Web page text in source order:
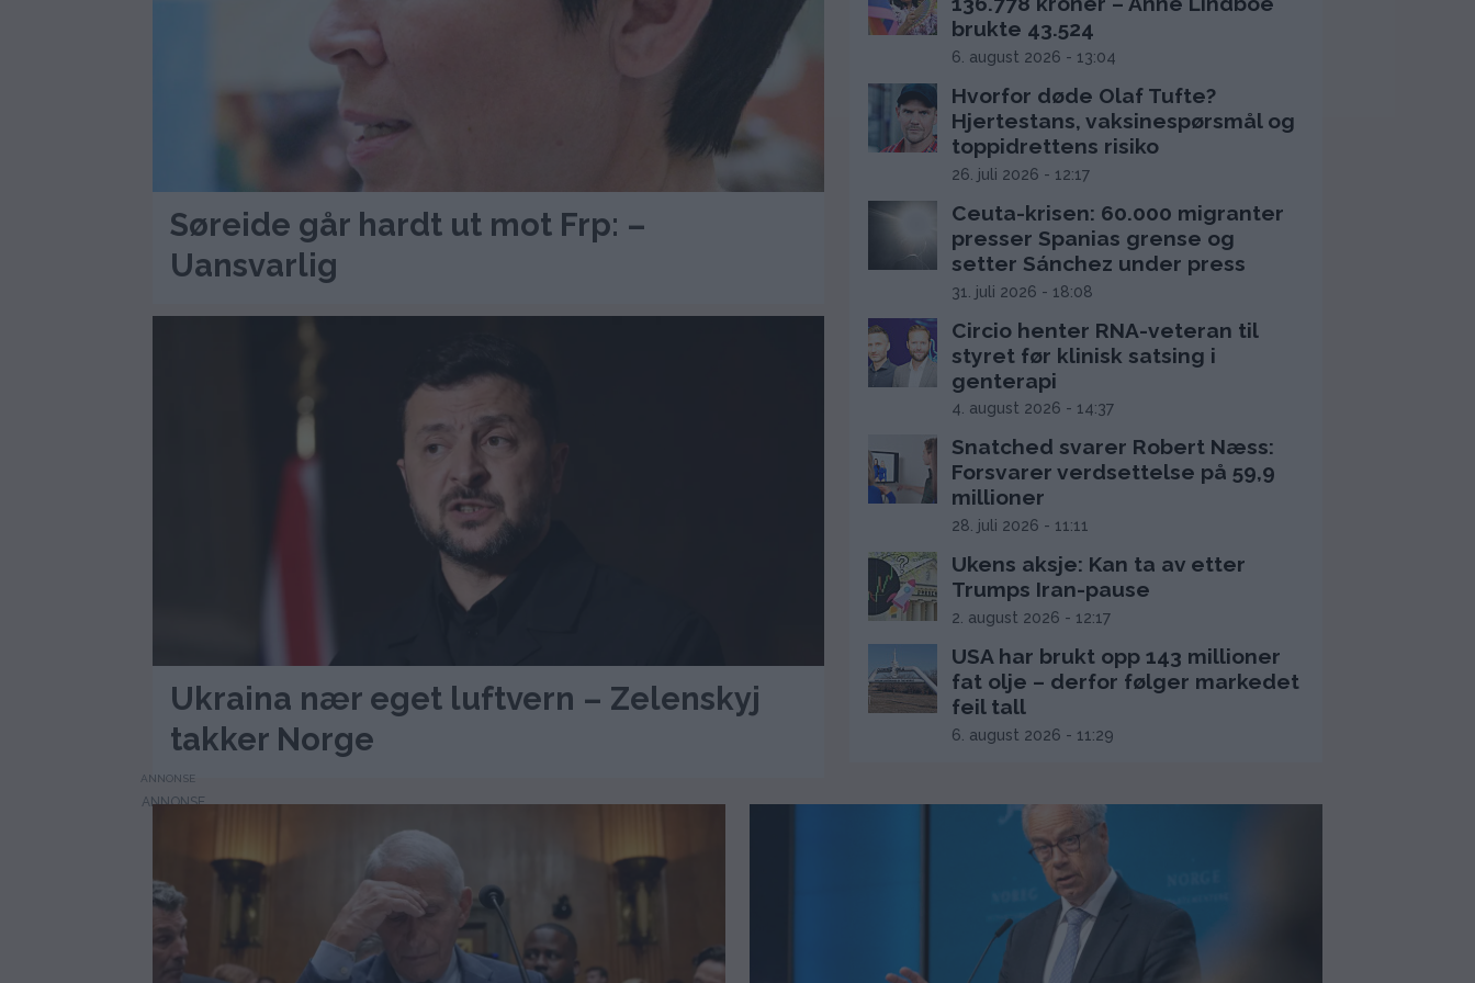
Søreide går hardt ut mot Frp: –
Uansvarlig
Ukraina nær eget luftvern – Zelenskyj
takker Norge
brukte 43.524
6. august 2026 - 13:04
Hvorfor døde Olaf Tufte?
Hjertestans, vaksinespørsmål og
toppidrettens risiko
26. juli 2026 - 12:17
Ceuta-krisen: 60.000 migranter
presser Spanias grense og
setter Sánchez under press
31. juli 2026 - 18:08
Circio henter RNA-veteran til
styret før klinisk satsing i
genterapi
4. august 2026 - 14:37
Snatched svarer Robert Næss:
Forsvarer verdsettelse på 59,9
millioner
28. juli 2026 - 11:11
Ukens aksje: Kan ta av etter
Trumps Iran-pause
2. august 2026 - 12:17
USA har brukt opp 143 millioner
fat olje – derfor følger markedet
feil tall
6. august 2026 - 11:29
ANNONSE